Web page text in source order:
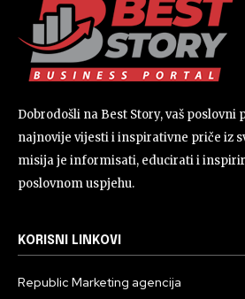
Dobrodošli na Best Story, vaš poslovni
najnovije vijesti i inspirativne priče iz
misija je informisati, educirati i
poslovnom uspjehu.
KORISNI LINKOVI
Republic Marketing agencija